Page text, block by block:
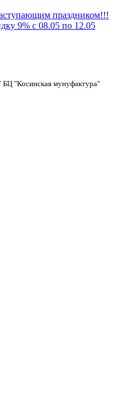
праздником!!!
9% с 08.05 по 12.05
БЦ "Косинская мунуфактура"